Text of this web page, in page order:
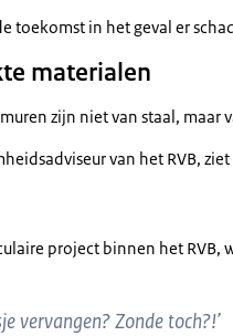
toekomst in het geval er
materialen
zijn niet van staal, maar
van het RVB,
project binnen het
vervangen? Zonde toch?!’